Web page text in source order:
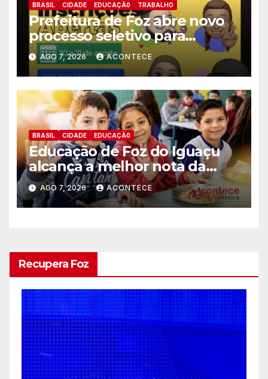
BRASIL CIDADE EDUCAÇÃ0 TRABALHO
Prefeitura de Foz abre novo
processo seletivo para
estagiários
AGO 7, 2026 ACONTECE
BRASIL CIDADE EDUCAÇÃ0
Educação de Foz do Iguaçu
alcança a melhor nota da
história no IDEB
AGO 7, 2026 ACONTECE
Recupera Foz